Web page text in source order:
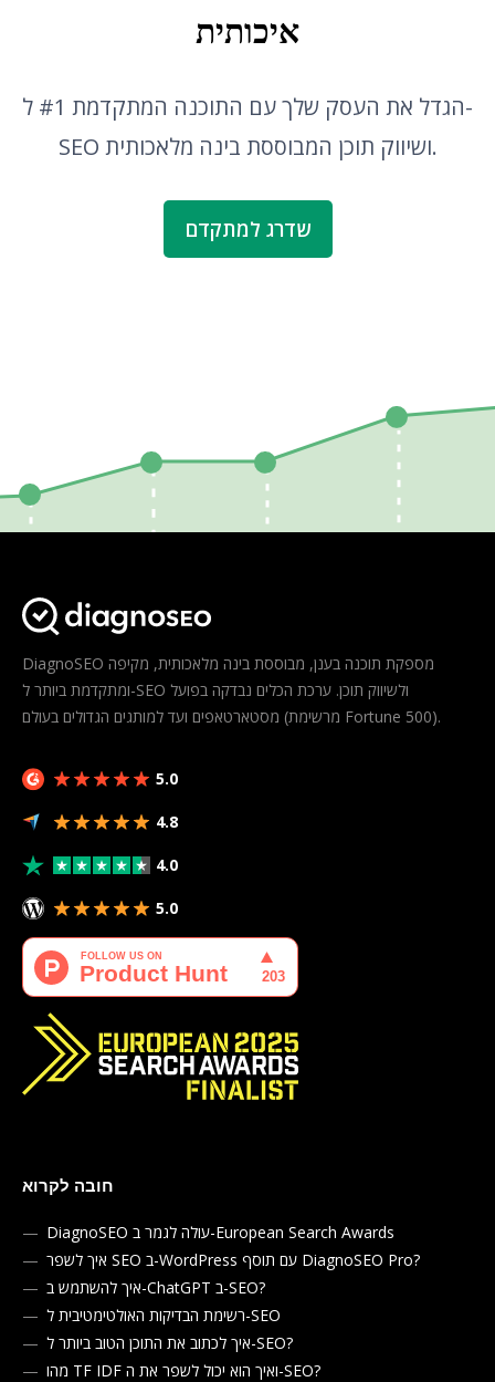
איכותית
הגדל את העסק שלך עם התוכנה המתקדמת #1 ל-
SEO ושיווק תוכן המבוססת בינה מלאכותית.
שדרג למתקדם
DiagnoSEO מספקת תוכנה בענן, מבוססת בינה מלאכותית, מקיפה
ומתקדמת ביותר ל-SEO ולשיווק תוכן. ערכת הכלים נבדקה בפועל
מסטארטאפים ועד למותגים הגדולים בעולם (מרשימת Fortune 500).
5.0
4.8
4.0
5.0
חובה לקרוא
DiagnoSEO עולה לגמר ב-European Search Awards
איך לשפר SEO ב-WordPress עם תוסף DiagnoSEO Pro?
איך להשתמש ב-ChatGPT ב-SEO?
רשימת הבדיקות האולטימטיבית ל-SEO
איך לכתוב את התוכן הטוב ביותר ל-SEO?
מהו TF IDF ואיך הוא יכול לשפר את ה-SEO?